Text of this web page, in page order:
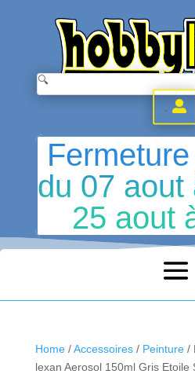
.
du 07 aout
25 aout
Home/Accessoires/ Peinture/
lexan Aerosol 150ml Gris Etoile